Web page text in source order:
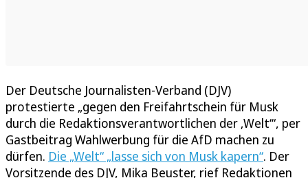
Der Deutsche Journalisten-Verband (DJV)
protestierte „gegen den Freifahrtschein für Musk
durch die Redaktionsverantwortlichen der ‚Welt‘“, per
Gastbeitrag Wahlwerbung für die AfD machen zu
dürfen. Die „Welt“ „lasse sich von Musk kapern“. Der
Vorsitzende des DJV, Mika Beuster, rief Redaktionen